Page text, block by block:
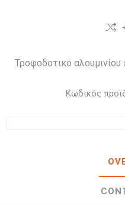
Τροφοδοτικό αλουμινίου
Κωδικός